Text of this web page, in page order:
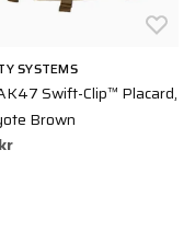
SYSTEMS
Swift-Clip™ Placard,
Brown